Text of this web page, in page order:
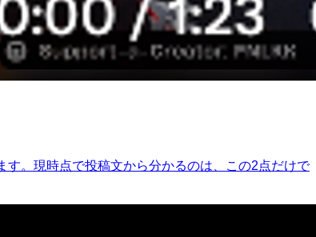
。現時点で投稿文から分かるのは、この2点だけで